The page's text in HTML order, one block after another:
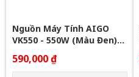
Nguồn Máy Tính AIGO
VK550 - 550W (Màu Đen)
Chính Hãng
590,000 ₫